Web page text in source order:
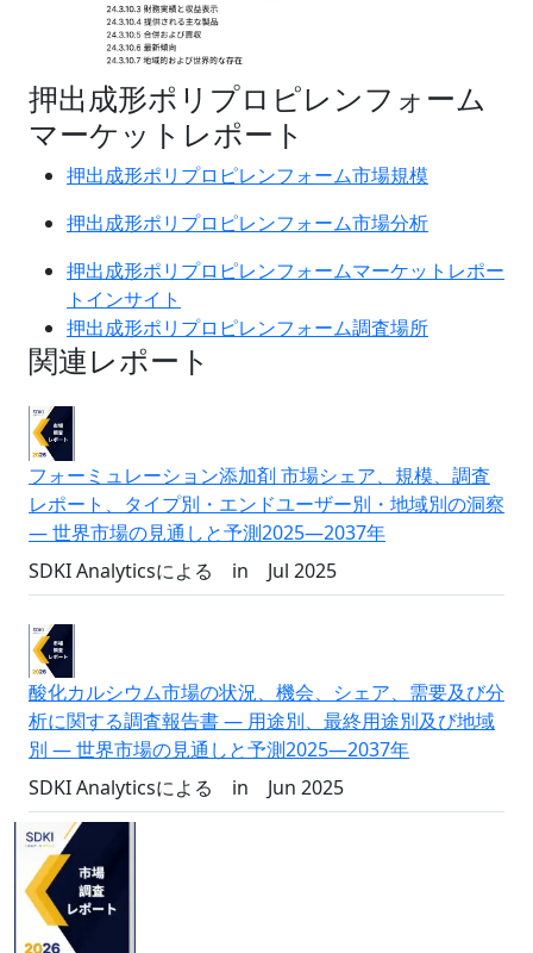
押出成形ポリプロピレンフォーム
マーケットレポート
押出成形ポリプロピレンフォーム市場規模
押出成形ポリプロピレンフォーム市場分析
押出成形ポリプロピレンフォームマーケットレポー
トインサイト
押出成形ポリプロピレンフォーム調査場所
関連レポート
フォーミュレーション添加剤 市場シェア、規模、調査
レポート、タイプ別・エンドユーザー別・地域別の洞察
― 世界市場の見通しと予測2025―2037年
SDKI Analyticsによる
in Jul 2025
酸化カルシウム市場の状況、機会、シェア、需要及び分
析に関する調査報告書 ― 用途別、最終用途別及び地域
別 ― 世界市場の見通しと予測2025―2037年
SDKI Analyticsによる
in Jun 2025